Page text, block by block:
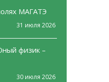
МАГАТЭ
31 июля 2026
физик –
30 июля 2026